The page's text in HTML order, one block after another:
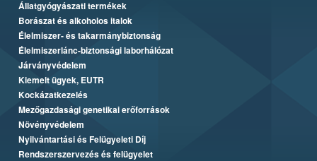
Állatgyógyászati termékek
Borászat és alkoholos italok
Élelmiszer- és takarmánybiztonság
Élelmiszerlánc-biztonsági laborhálózat
Járványvédelem
Kiemelt ügyek, EUTR
Kockázatkezelés
Mezőgazdasági genetikai erőforrások
Növényvédelem
Nyilvántartási és Felügyeleti Díj
Rendszerszervezés és felügyelet